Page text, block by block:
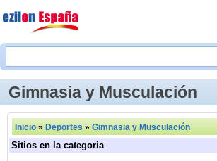
Gimnasia y Musculación
Inicio » Deportes » Gimnasia y Musculación
Sitios en la categoria